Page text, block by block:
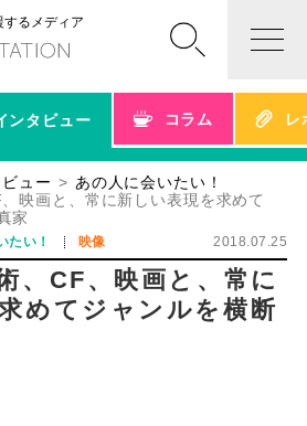
するメディア
ンタビュー コラム レ
ュー
あの人に会いたい！
映画と、常に新しい表現を求めて
家
たい！ 映像 2018.07.25
、CF、映画と、常に
めてジャンルを横断